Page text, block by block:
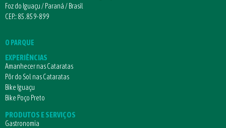
Foz do Iguaçu / Paraná / Brasil
CEP.: 85.859-899
O PARQUE
EXPERIÊNCIAS
Amanhecer nas Cataratas
Pôr do Sol nas Cataratas
Bike Iguaçu
Bike Poço Preto
PRODUTOS E SERVIÇOS
Gastronomia